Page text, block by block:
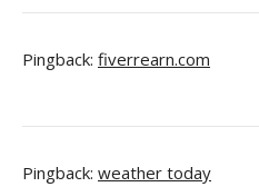
Pingback: fiverrearn.com
Pingback: weather today